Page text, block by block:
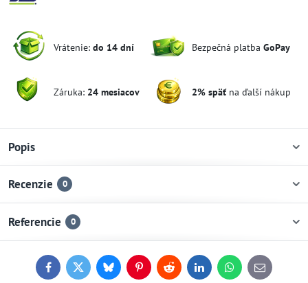
Vrátenie: do 14 dní Bezpečná platba GoPay
Záruka: 24 mesiacov 2% späťna ďalší nákup
Popis
Recenzie 0
Referencie 0
FacebookTwitterBlueskyPinterestReddit LinkedInWhatsApp
E-